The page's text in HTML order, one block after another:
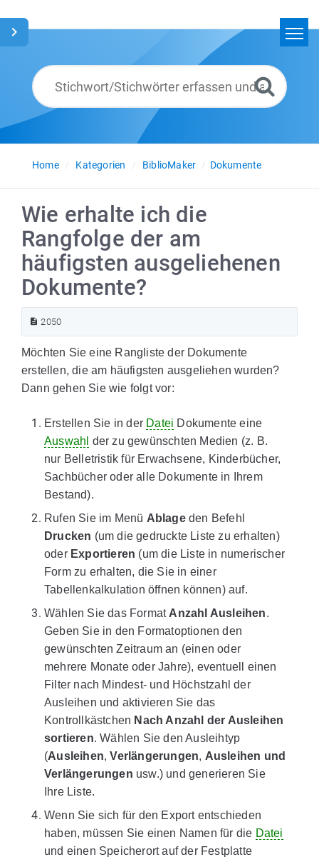
Glossar
Deutsch
Home
Kategorien BiblioMaker Dokumente
Wie erhalte ich die
Rangfolge der am
häufigsten ausgeliehenen
Dokumente?
2050
Möchten Sie eine Rangliste der Dokumente
erstellen, die am häufigsten ausgeliehen wurden?
Dann gehen Sie wie folgt vor:
Erstellen Sie in der Datei Dokumente eine
Auswahl der zu gewünschten Medien (z. B.
nur Belletristik für Erwachsene, Kinderbücher,
Sachbücher oder alle Dokumente in Ihrem
Bestand).
Rufen Sie im Menü Ablageden Befehl
Drucken (um die gedruckte Liste zu erhalten)
oder Exportieren (um die Liste in numerischer
Form zu erhalten, die Sie in einer
Tabellenkalkulation öffnen können) auf.
Wählen Sie das Format Anzahl Ausleihen.
Geben Sie in den Formatoptionen den
gewünschten Zeitraum an (einen oder
mehrere Monate oder Jahre), eventuell einen
Filter nach Mindest- und Höchstzahl der
Ausleihen und aktivieren Sie das
Kontrollkästchen Nach Anzahl der Ausleihen
sortieren. Wählen Sie den Ausleihtyp
(Ausleihen,Verlängerungen, Ausleihen und
Verlängerungen usw.) und generieren Sie
Ihre Liste.
Wenn Sie sich für den Export entschieden
haben, müssen Sie einen Namen für die Datei
und einen Speicherort auf der Festplatte